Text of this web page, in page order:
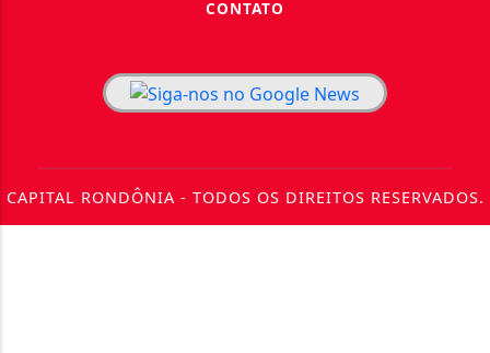
CONTATO
CAPITAL RONDÔNIA - TODOS OS DIREITOS RESERVADOS.